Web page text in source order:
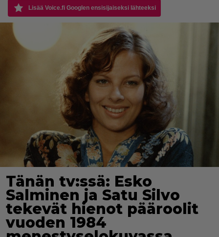
Lisää Voice.fi Googlen ensisijaiseksi lähteeksi
Tänän tv:ssä: Esko
Salminen ja Satu Silvo
tekevät hienot pääroolit
vuoden 1984